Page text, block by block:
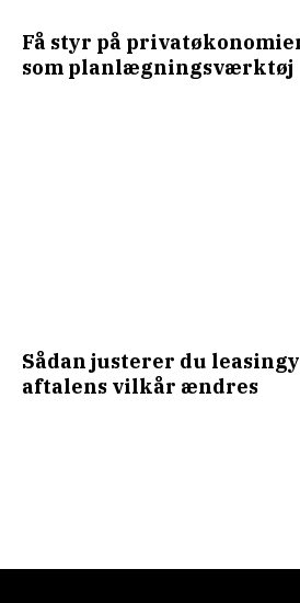
Få styr på
som planlægningsværktøj
Sådan justerer du
aftalens vilkår ændres